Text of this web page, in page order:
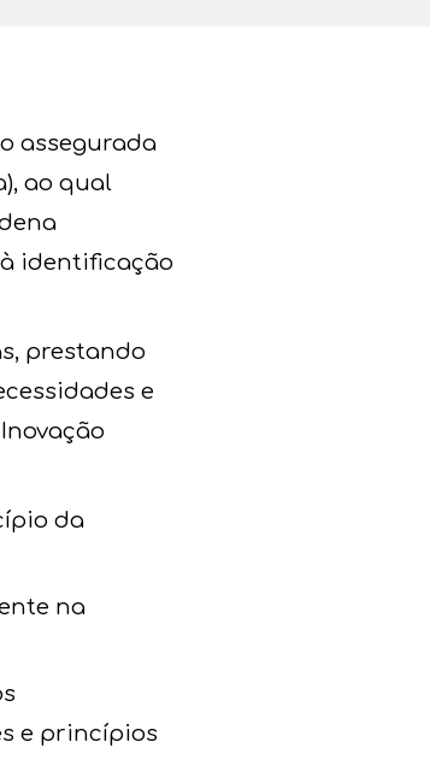
assegurada
ao qual
à identificação
prestando
e
da
na
e princípios